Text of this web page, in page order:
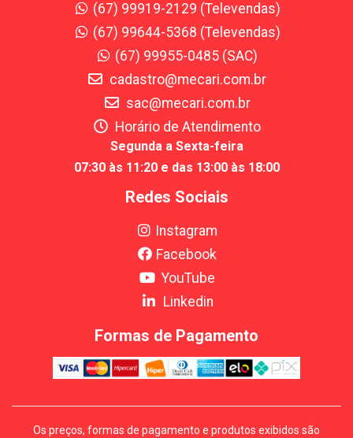
(67) 99919-2129 (Televendas)
(67) 99644-5368 (Televendas)
(67) 99955-0485 (SAC)
cadastro@mecari.com.br
sac@mecari.com.br
Horário de Atendimento
Segunda a Sexta-feira
07:30 às 11:20 e das 13:00 às 18:00
Redes Sociais
Instagram
Facebook
YouTube
Linkedin
Formas de Pagamento
Os preços, formas de pagamento e produtos exibidos são